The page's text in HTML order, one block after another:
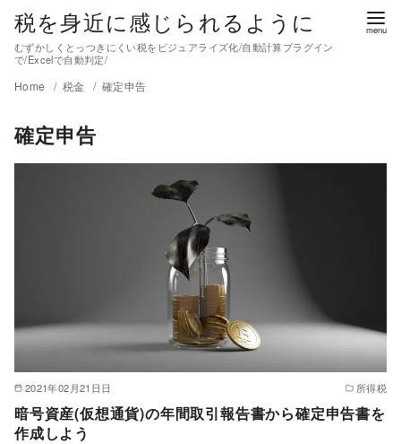
税を身近に感じられるように
むずかしくとっつきにくい税をビジュアライズ化/自動計算プラグイン
で/Excelで自動判定/
Home 税金 確定申告
確定申告
2021年02月21日日 所得税
暗号資産(仮想通貨)の年間取引報告書から確定申告書を
作成しよう